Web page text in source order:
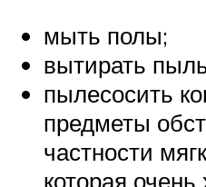
мыть полы;
вытирать
пылесосить
предметы
частности
которая